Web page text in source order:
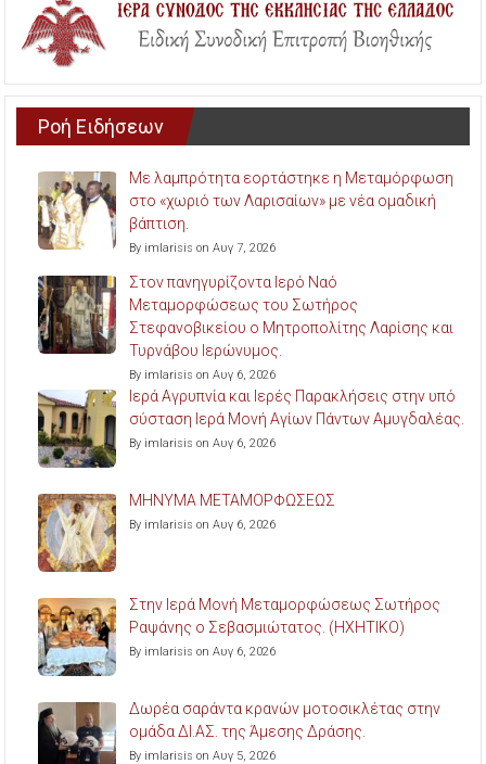
Ροή Ειδήσεων
Με λαμπρότητα εορτάστηκε η Μεταμόρφωση
στο «χωριό των Λαρισαίων» με νέα ομαδική
βάπτιση.
By imlarisis on Αυγ 7, 2026
Στον πανηγυρίζοντα Ιερό Ναό
Μεταμορφώσεως του Σωτήρος
Στεφανοβικείου ο Μητροπολίτης Λαρίσης και
Τυρνάβου Ιερώνυμος.
By imlarisis on Αυγ 6, 2026
Ιερά Αγρυπνία και Ιερές Παρακλήσεις στην υπό
σύσταση Ιερά Μονή Αγίων Πάντων Αμυγδαλέας.
By imlarisis on Αυγ 6, 2026
ΜΗΝΥΜΑ ΜΕΤΑΜΟΡΦΩΣΕΩΣ
By imlarisis on Αυγ 6, 2026
Στην Ιερά Μονή Μεταμορφώσεως Σωτήρος
Ραψάνης ο Σεβασμιώτατος. (ΗΧΗΤΙΚΟ)
By imlarisis on Αυγ 6, 2026
Δωρέα σαράντα κρανών μοτοσικλέτας στην
ομάδα ΔΙ.ΑΣ. της Άμεσης Δράσης.
By imlarisis on Αυγ 5, 2026